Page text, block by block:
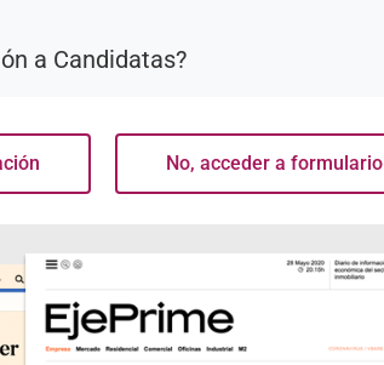
a Candidatas?
No, acceder a formulario